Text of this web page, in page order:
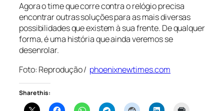
Agora o time que corre contra o relógio precisa
encontrar outras soluções para as mais diversas
possibilidades que existem à sua frente. De qualquer
forma, é uma história que ainda veremos se
desenrolar.
Foto: Reprodução / phoenixnewtimes.com
Share this: